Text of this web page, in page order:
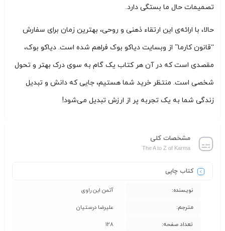
تصمیمات حال ما بستگی دارد.
حالا، با ارائه‌ی این ارتقاء ذهنی و روحی، بهترین زمان برای سفارش
“قانون کارما” از وبسایت دیاکو بوک فراهم شده است. دیاکو بوک،
مقصدی است که در آن هر کتاب یک گام به سوی درک بهتر و تحول
شخصی است. منتظر خرید شما هستیم، جایی که دانش و تبدیل
زندگی شما به یک تجربه پر از ارزش تبدیل می‌شود!
مشخصات کلی
The A to Z of Karma
کتاب چاپی
نویسنده: آتمن این راوی
مترجم: علیرضا درستیان
تعداد صفحه: 128